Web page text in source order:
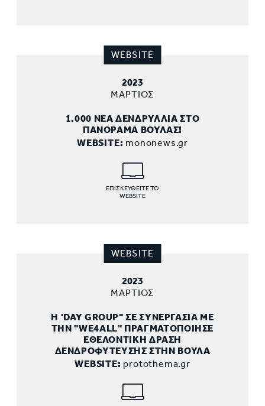
WEBSITE
2023
ΜΑΡΤΙΟΣ
1.000 ΝΕΑ ΔΕΝΔΡΥΛΛΙΑ ΣΤΟ
ΠΑΝΟΡΑΜΑ ΒΟΥΛΑΣ!
WEBSITE: mononews.gr
ΕΠΙΣΚΕΥΘΕΙΤΕ ΤΟ
WEBSITE
WEBSITE
2023
ΜΑΡΤΙΟΣ
Η 'DAY GROUP" ΣΕ ΣΥΝΕΡΓΑΣΙΑ ΜΕ
ΤΗΝ "WE4ALL" ΠΡΑΓΜΑΤΟΠΟΙΗΣΕ
ΕΘΕΛΟΝΤΙΚΗ ΔΡΑΣΗ
ΔΕΝΔΡΟΦΥΤΕΥΣΗΣ ΣΤΗΝ ΒΟΥΛΑ
WEBSITE: protothema.gr